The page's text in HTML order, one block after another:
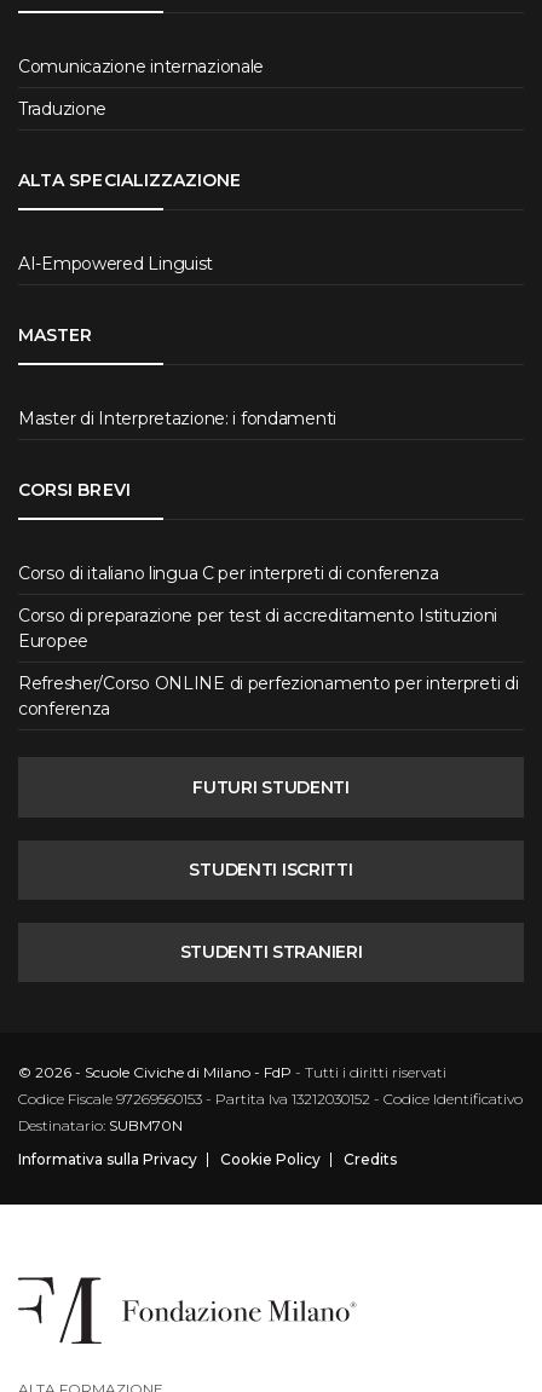
Comunicazione internazionale
Traduzione
ALTA SPECIALIZZAZIONE
AI-Empowered Linguist
MASTER
Master di Interpretazione: i fondamenti
CORSI BREVI
Corso di italiano lingua C per interpreti di conferenza
Corso di preparazione per test di accreditamento Istituzioni
Europee
Refresher/Corso ONLINE di perfezionamento per interpreti di
conferenza
FUTURI STUDENTI
STUDENTI ISCRITTI
STUDENTI STRANIERI
© 2026 - Scuole Civiche di Milano - FdP - Tutti i diritti riservati
Codice Fiscale 97269560153 - Partita Iva 13212030152 - Codice Identificativo
Destinatario: SUBM70N
Informativa sulla Privacy
Cookie Policy Credits